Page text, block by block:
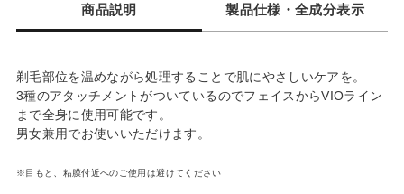
商品説明 製品仕様・全成分表示
剃毛部位を温めながら処理することで肌にやさしいケアを。
3種のアタッチメントがついているのでフェイスからVIOライン
まで全身に使用可能です。
男女兼用でお使いいただけます。
※目もと、粘膜付近へのご使用は避けてください